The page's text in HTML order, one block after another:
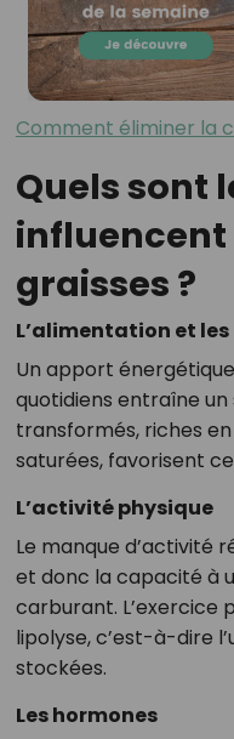
Comment éliminer la
Quels sont
influencent
graisses ?
L’alimentation et
Un apport
quotidiens entraîne
transformés, riches
saturées, favorisent
L’activité physique
Le manque d’activité
et donc la capacité à
carburant. L’exercice
lipolyse, c’est-à-dire
stockées.
Les hormones